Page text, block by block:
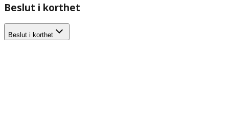
Beslut i korthet
Beslut i korthet